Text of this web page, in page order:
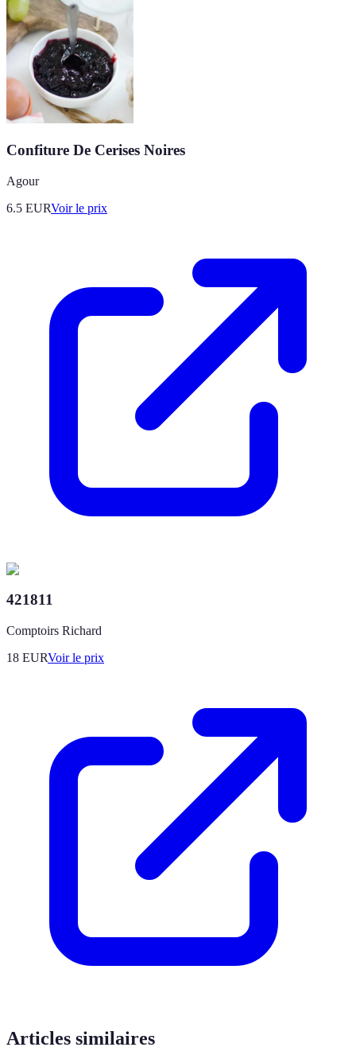
Confiture De Cerises Noires
Agour
6.5 EURVoir le prix
421811
Comptoirs Richard
18 EURVoir le prix
Articles similaires